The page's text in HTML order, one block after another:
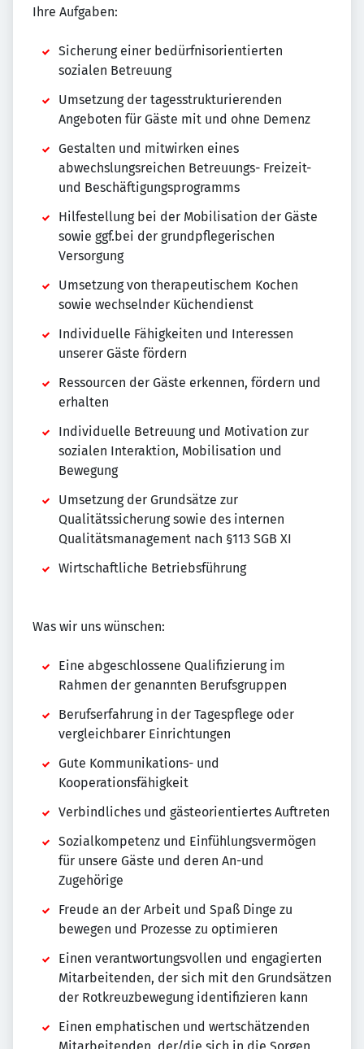
Ihre Aufgaben:
Sicherung einer bedürfnisorientierten
sozialen Betreuung
Umsetzung der tagesstrukturierenden
Angeboten für Gäste mit und ohne Demenz
Gestalten und mitwirken eines
abwechslungsreichen Betreuungs- Freizeit-
und Beschäftigungsprogramms
Hilfestellung bei der Mobilisation der Gäste
sowie ggf.bei der grundpflegerischen
Versorgung
Umsetzung von therapeutischem Kochen
sowie wechselnder Küchendienst
Individuelle Fähigkeiten und Interessen
unserer Gäste fördern
Ressourcen der Gäste erkennen, fördern und
erhalten
Individuelle Betreuung und Motivation zur
sozialen Interaktion, Mobilisation und
Bewegung
Umsetzung der Grundsätze zur
Qualitätssicherung sowie des internen
Qualitätsmanagement nach §113 SGB XI
Wirtschaftliche Betriebsführung
Was wir uns wünschen:
Eine abgeschlossene Qualifizierung im
Rahmen der genannten Berufsgruppen
Berufserfahrung in der Tagespflege oder
vergleichbarer Einrichtungen
Gute Kommunikations- und
Kooperationsfähigkeit
Verbindliches und gästeorientiertes Auftreten
Sozialkompetenz und Einfühlungsvermögen
für unsere Gäste und deren An-und
Zugehörige
Freude an der Arbeit und Spaß Dinge zu
bewegen und Prozesse zu optimieren
Einen verantwortungsvollen und engagierten
Mitarbeitenden, der sich mit den Grundsätzen
der Rotkreuzbewegung identifizieren kann
Einen emphatischen und wertschätzenden